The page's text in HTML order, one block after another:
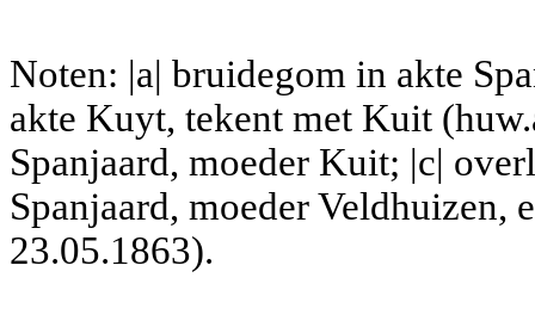
Noten: |a| bruidegom in akte
akte Kuyt, tekent met Kuit
Spanjaard, moeder Kuit; |c|
Spanjaard, moeder Veldhuizen,
23.05.1863).